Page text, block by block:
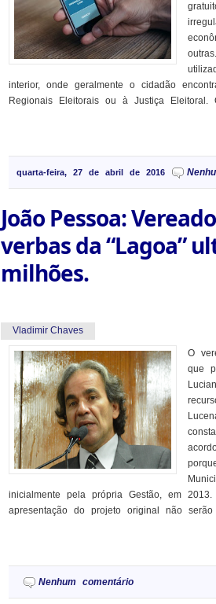
interior, onde geralmente o cidadão
Regionais Eleitorais ou à Justiça Eleitoral.
quarta-feira, 27 de abril de 2016
João Pessoa:
verbas da “Lagoa”
milhões.
Vladimir Chaves
O
que
inicialmente pela própria Gestão, em
apresentação do projeto original não
Nenhum comentário